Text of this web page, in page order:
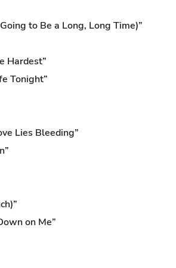
to Be a Long, Long Time)”
Hardest”
Tonight”
Lies Bleeding”
on Me”